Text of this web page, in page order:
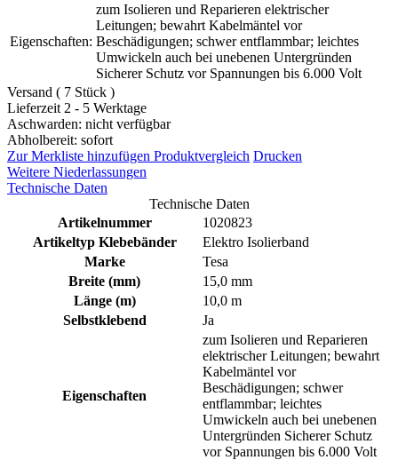
Eigenschaften:
zum Isolieren und Reparieren elektrischer
Leitungen; bewahrt Kabelmäntel vor
Beschädigungen; schwer entflammbar; leichtes
Umwickeln auch bei unebenen Untergründen
Sicherer Schutz vor Spannungen bis 6.000 Volt
Versand ( 7 Stück )
Lieferzeit 2 - 5 Werktage
Aschwarden: nicht verfügbar
Abholbereit: sofort
Zur Merkliste hinzufügen Produktvergleich Drucken
Weitere Niederlassungen
Technische Daten
Technische Daten
Artikelnummer
1020823
Artikeltyp Klebebänder
Elektro Isolierband
Marke
Tesa
Breite (mm)
15,0 mm
Länge (m)
10,0 m
Selbstklebend
Ja
Eigenschaften
zum Isolieren und Reparieren
elektrischer Leitungen; bewahrt
Kabelmäntel vor
Beschädigungen; schwer
entflammbar; leichtes
Umwickeln auch bei unebenen
Untergründen Sicherer Schutz
vor Spannungen bis 6.000 Volt